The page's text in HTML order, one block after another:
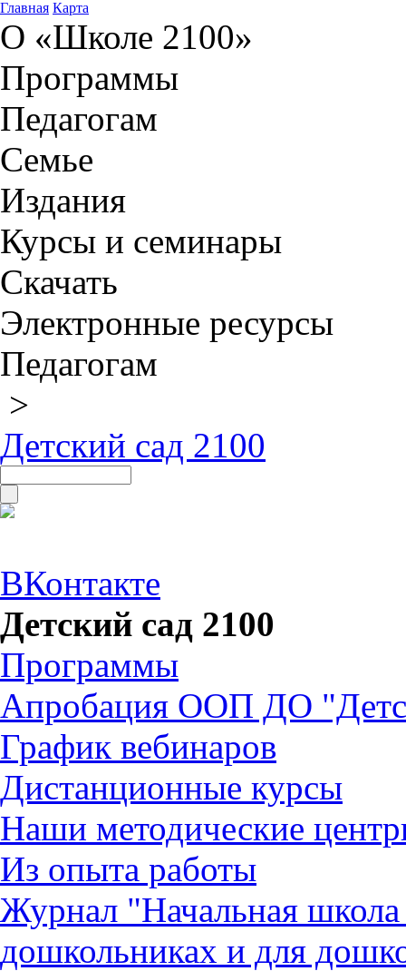
Главная Карта
О «Школе 2100»
Программы
Педагогам
Семье
Издания
Курсы и семинары
Скачать
Электронные ресурсы
Педагогам
>
Детский сад 2100
ВКонтакте
Детский сад 2100
Программы
Апробация ООП ДО
График вебинаров
Дистанционные курсы
Наши методические
Из опыта работы
Журнал "Начальная
дошкольниках и для